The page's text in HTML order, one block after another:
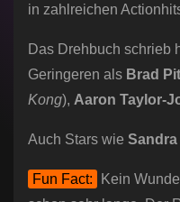
in zahlreichen
Das Drehbuch schrieb
Geringeren als Brad
Kong), Aaron Taylor-
Auch Stars wie
Fun Fact:
Kein